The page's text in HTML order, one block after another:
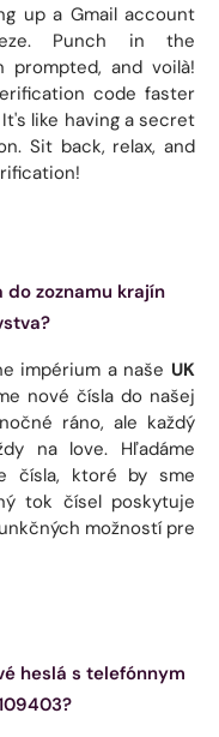
up a Gmail account
Punch in the
prompted, and voilà!
code faster
like having a secret
Sit back, relax, and
zoznamu krajín
impérium a naše UK
nové čísla do našej
ráno, ale každý
na love. Hľadáme
čísla, ktoré by sme
tok čísel poskytuje
možností pre
heslá s telefónnym